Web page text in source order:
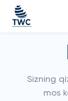
Sizning
mos